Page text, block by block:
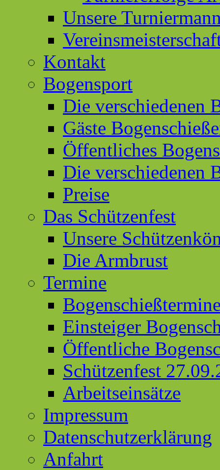
Unsere
Kontakt
Bogensport
Die verschiedenen
Gäste
Öffentliches
Die verschiedenen
Preise
Das Schützenfest
Unsere
Die Armbrust
Termine
Einsteiger
Öffentliche
Schützenfest
Arbeitseinsätze
Impressum
Datenschutzerklärung
Anfahrt